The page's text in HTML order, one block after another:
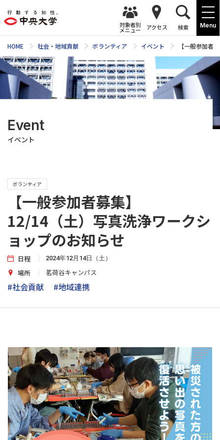
Menu
対象者別
メニュー アクセス 検索
HOME 社会・地域貢献 ボランティア イベント 【一般参加者
Event
イベント
ボランティア
【一般参加者募集】
12/14（土）写真洗浄ワークシ
ョップのお知らせ
日程 2024年12月14日（土）
場所 茗荷谷キャンパス
#社会貢献 #地域連携